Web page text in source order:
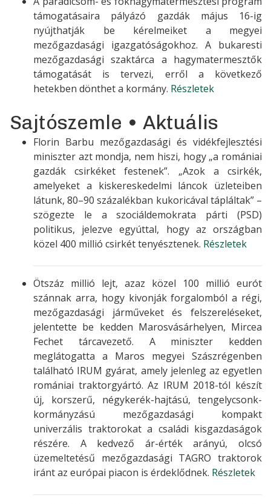
támogatásaira pályázó gazdák május 16-ig
nyújthatják be kérelmeiket a megyei
mezőgazdasági igazgatóságokhoz. A bukaresti
mezőgazdasági szaktárca a hagymatermesztők
támogatását is tervezi, erről a következő
hetekben dönthet a kormány. Részletek
Sajtószemle • Aktuális
Florin Barbu mezőgazdasági és vidékfejlesztési
miniszter azt mondja, nem hiszi, hogy „a romániai
gazdák csirkéket festenek”. „Azok a csirkék,
amelyeket a kiskereskedelmi láncok üzleteiben
látunk, 80–90 százalékban kukoricával tápláltak” –
szögezte le a szociáldemokrata párti (PSD)
politikus, jelezve egyúttal, hogy az országban
közel 400 millió csirkét tenyésztenek. Részletek
Ötszáz millió lejt, azaz közel 100 millió eurót
szánnak arra, hogy kivonják forgalomból a régi,
mezőgazdasági járműveket és felszereléseket,
jelentette be kedden Marosvásárhelyen, Mircea
Fechet tárcavezető. A miniszter kedden
meglátogatta a Maros megyei Szászrégenben
található IRUM gyárat, amely jelenleg az egyetlen
romániai traktorgyártó. Az IRUM 2018-tól készít
új, korszerű, négykerék-hajtású, tengelycsonk-
kormányzású mezőgazdasági kompakt
univerzális traktorokat a családi kisgazdaságok
részére. A kedvező ár-érték arányú, olcsó
üzemeltetésű mezőgazdasági TAGRO traktorok
iránt az európai piacon is érdeklődnek. Részletek